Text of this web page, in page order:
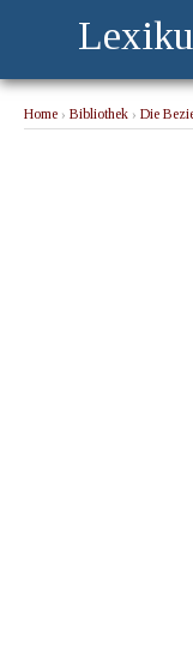
Home › Bibliothek › Die